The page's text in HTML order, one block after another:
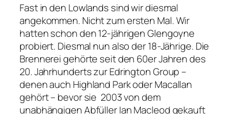
Fast in den Lowlands sind wir diesmal
angekommen. Nicht zum ersten Mal. Wir
hatten schon den 12-jährigen Glengoyne
probiert. Diesmal nun also der 18-Jährige. Die
Brennerei gehörte seit den 60er Jahren des
20. Jahrhunderts zur Edrington Group –
denen auch Highland Park oder Macallan
gehört – bevor sie 2003 von dem
unabhängigen Abfüller Ian Macleod gekauft